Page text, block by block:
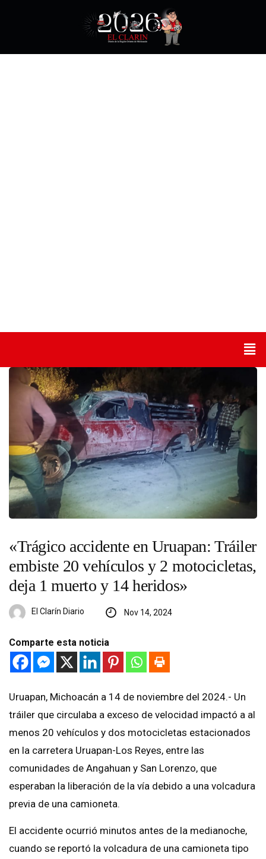
«Trágico accidente en Uruapan: Tráiler
embiste 20 vehículos y 2 motocicletas,
deja 1 muerto y 14 heridos»
El Clarín Diario Nov 14, 2024
Comparte esta noticia
Uruapan, Michoacán a 14 de noviembre del 2024.- Un
tráiler que circulaba a exceso de velocidad impactó a al
menos 20 vehículos y dos motocicletas estacionados
en la carretera Uruapan-Los Reyes, entre las
comunidades de Angahuan y San Lorenzo, que
esperaban la liberación de la vía debido a una volcadura
previa de una camioneta.
El accidente ocurrió minutos antes de la medianoche,
cuando se reportó la volcadura de una camioneta tipo